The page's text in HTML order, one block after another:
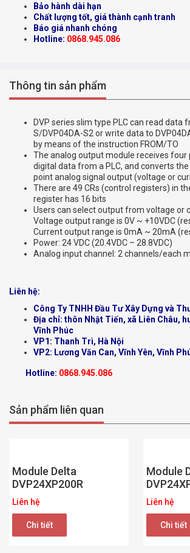
Bảo hành dài hạn
Chất lượng tốt, giá thành cạnh tranh
Báo giá nhanh chóng
Hotline: 0868.945.086
Thông tin sản phẩm
DVP series slim type PLC can read data
S/DVP04DA-S2 or write data to
by means of the instruction FROM/TO
The analog output module receives four
digital data from a PLC, and converts
point analog signal output (voltage or
There are 49 CRs (control registers) in
register has 16 bits
Users can select output from voltage or
Voltage output range is 0V ~ +10VDC
Current output range is 0mA ~ 20mA
Power: 24 VDC (20.4VDC – 28.8VDC)
Analog input channel: 2 channels/each
Liên hệ:
Công Ty TNHH Đầu Tư Xây Dựng và
Địa chỉ: thôn Nhật Tiến, xã Liên Châu,
Vĩnh Phúc
VP1: Thanh Trì, Hà Nội
VP2: Lương Văn Can, Vĩnh Yên, Vĩnh
Hotline: 0868.945.086
Sản phẩm liên quan
Module Delta
DVP24XP200R
Liên hệ
Chi tiết
Module
Liên hệ
Chi tiết